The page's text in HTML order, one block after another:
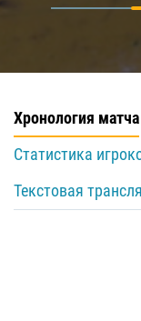
Хронология матча
Статистика
Текстовая